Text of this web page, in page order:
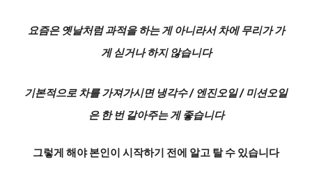
요즘은 옛날처럼 과적을 하는 게 아니라서 차에 무리가 가
게 싣거나 하지 않습니다
기본적으로 차를 가져가시면 냉각수 / 엔진오일 / 미션오일
은 한 번 갈아주는 게 좋습니다
그렇게 해야 본인이 시작하기 전에 알고 탈 수 있습니다